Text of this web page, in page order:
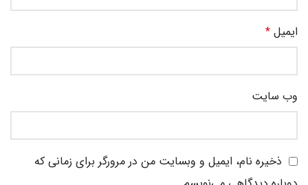
ایمیل *
وب‌ سایت
ذخیره نام، ایمیل و وبسایت من در مرورگر برای زمانی که